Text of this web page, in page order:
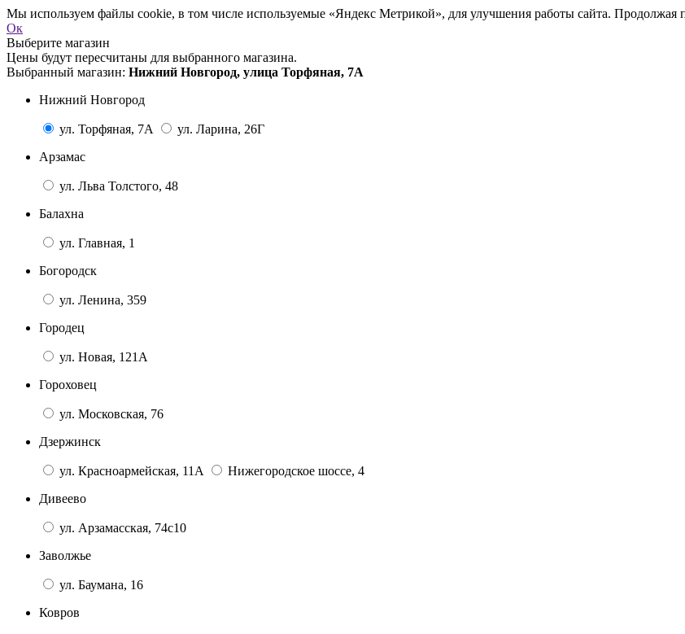
Мы используем файлы cookie, в том числе используемые «Яндекс Метрикой», для улучшения работы сайта. Продолжая
Ок
Выберите магазин
Цены будут пересчитаны для выбранного магазина.
Выбранный магазин: Нижний Новгород, улица Торфяная, 7А
Нижний Новгород
ул. Торфяная, 7А
ул. Ларина, 26Г
Арзамас
ул. Льва Толстого, 48
Балахна
ул. Главная, 1
Богородск
ул. Ленина, 359
Городец
ул. Новая, 121А
Гороховец
ул. Московская, 76
Дзержинск
ул. Красноармейская, 11А
Нижегородское шоссе, 4
Дивеево
ул. Арзамасская, 74с10
Заволжье
ул. Баумана, 16
Ковров